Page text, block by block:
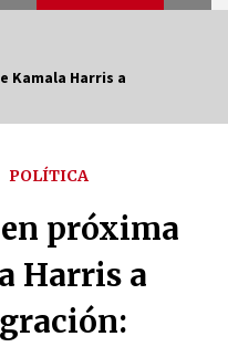
renuncia a la presidencia
intensas, granizo y calor
de México
Kamala Harris a
POLÍTICA
próxima
Harris a